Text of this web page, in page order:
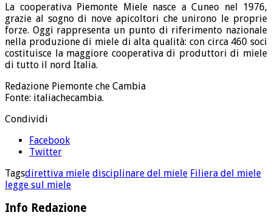
La cooperativa Piemonte Miele nasce a Cuneo nel 1976,
grazie al sogno di nove apicoltori che unirono le proprie
forze. Oggi rappresenta un punto di riferimento nazionale
nella produzione di miele di alta qualità: con circa 460 soci
costituisce la maggiore cooperativa di produttori di miele
di tutto il nord Italia.
Redazione Piemonte che Cambia
Fonte: italiachecambia.
Condividi
Facebook
Twitter
Tagsdirettiva miele disciplinare del miele Filiera del miele
legge sul miele
Info Redazione